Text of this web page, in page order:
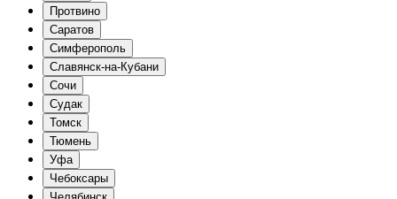
Протвино
Саратов
Симферополь
Славянск-на-Кубани
Сочи
Судак
Томск
Тюмень
Уфа
Чебоксары